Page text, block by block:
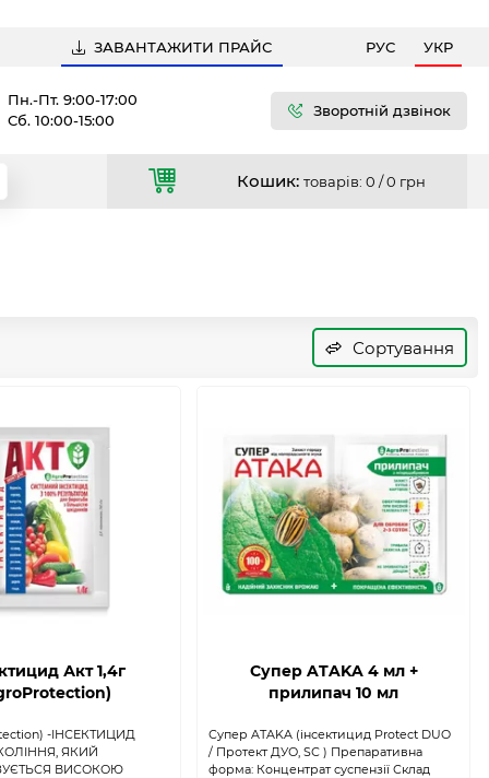
ЗАВАНТАЖИТИ ПРАЙС РУС УКР
Пн.-Пт. 9:00-17:00
Сб. 10:00-15:00
Зворотній дзвінок
Кошик: товарів: 0 /0 грн
Сортування
Акт 1,4г
-ІНСЕКТИЦИД
ЯКИЙ
ВИСОКОЮ
Супер ATAKA 4 мл +
прилипач 10 мл
Супер ATAKA (інсектицид Protect DUO
/ Протект ДУО, SС ) Препаративна
форма: Концентрат суспензії Склад